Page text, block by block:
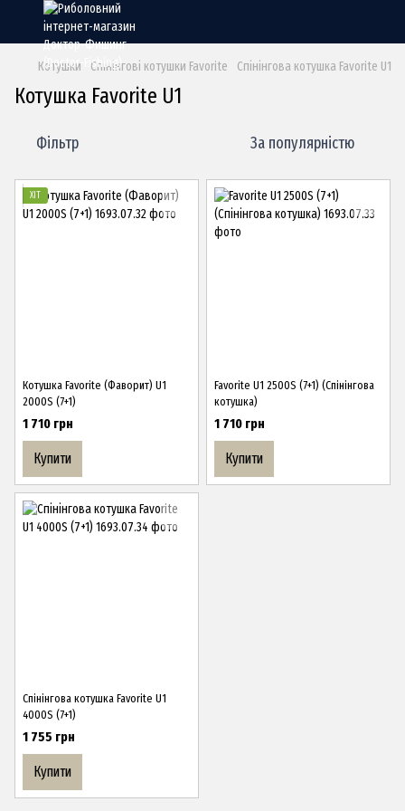
Котушки Спінінгові котушки Favorite Спінінгова котушка Favorite U1
Котушка Favorite U1
Фільтр За популярністю
ХІТ
Котушка Favorite (Фаворит) U1
2000S (7+1)
1 710 грн
Купити
Favorite U1 2500S (7+1) (Спінінгова
котушка)
1 710 грн
Купити
Спінінгова котушка Favorite U1
4000S (7+1)
1 755 грн
Купити